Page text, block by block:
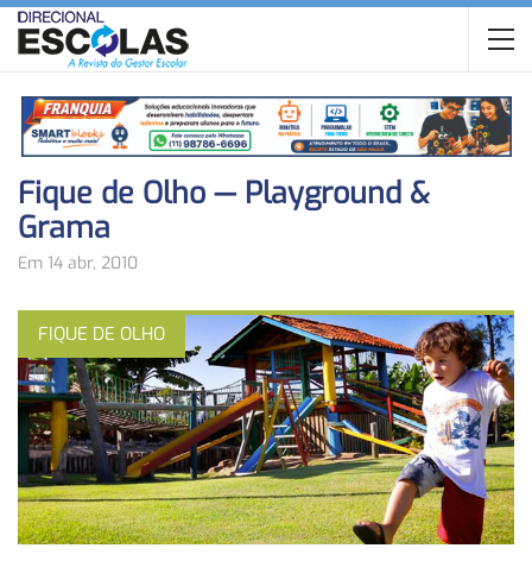
Fique de Olho — Playground &
Grama
Em 14 abr, 2010
FIQUE DE OLHO